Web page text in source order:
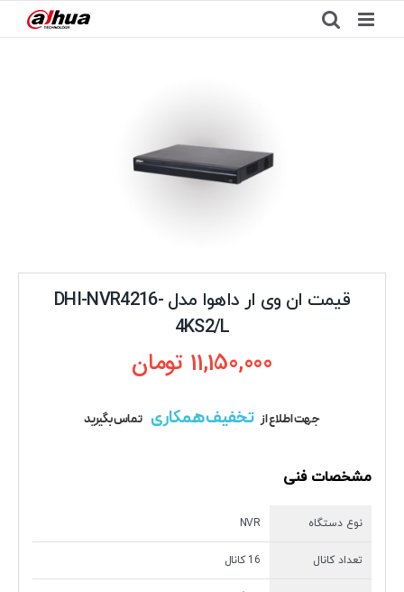
to
قیمت ان وی ار داهوا مدل DHI-NVR4216-
4KS2/L
11,150,000 تومان
جهت اطلاع از تخفیف همکاری تماس بگیرید
مشخصات فنی
نوع دستگاه NVR
تعداد کانال 16 کانال